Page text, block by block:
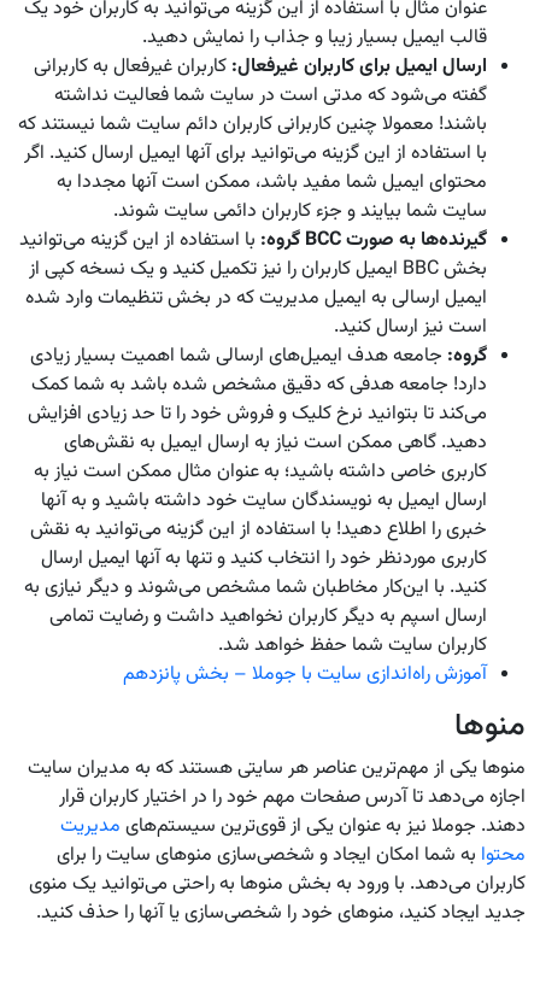
عنوان مثال با استفاده از این گزینه می‌توانید به کاربران خود یک
قالب ایمیل بسیار زیبا و جذاب را نمایش دهید.
ارسال ایمیل برای کاربران غیرفعال: کاربران غیرفعال به کاربرانی
گفته می‌شود که مدتی است در سایت شما فعالیت نداشته
باشند! معمولا چنین کاربرانی کاربران دائم سایت شما نیستند که
با استفاده از این گزینه می‌توانید برای آنها ایمیل ارسال کنید. اگر
محتوای ایمیل شما مفید باشد، ممکن است آنها مجددا به
سایت شما بیایند و جزء کاربران دائمی سایت شوند.
گیرنده‌ها به صورتBCC گروه: با استفاده از این گزینه می‌توانید
بخش BBC ایمیل کاربران را نیز تکمیل کنید و یک نسخه کپی از
ایمیل ارسالی به ایمیل مدیریت که در بخش تنظیمات وارد شده
است نیز ارسال کنید.
گروه: جامعه هدف ایمیل‌های ارسالی شما اهمیت بسیار زیادی
دارد! جامعه هدفی که دقیق مشخص شده باشد به شما کمک
می‌کند تا بتوانید نرخ کلیک و فروش خود را تا حد زیادی افزایش
دهید. گاهی ممکن است نیاز به ارسال ایمیل به نقش‌های
کاربری خاصی داشته باشید؛ به عنوان مثال ممکن است نیاز به
ارسال ایمیل به نویسندگان سایت خود داشته باشید و به آنها
خبری را اطلاع دهید! با استفاده از این گزینه می‌توانید به نقش
کاربری موردنظر خود را انتخاب کنید و تنها به آنها ایمیل ارسال
کنید. با این‌کار مخاطبان شما مشخص می‌شوند و دیگر نیازی به
ارسال اسپم به دیگر کاربران نخواهید داشت و رضایت تمامی
کاربران سایت شما حفظ خواهد شد.
آموزش راه‌اندازی سایت با جوملا – بخش پانزدهم
منوها
منوها یکی از مهم‌ترین عناصر هر سایتی هستند که به مدیران سایت
اجازه می‌دهد تا آدرس صفحات مهم خود را در اختیار کاربران قرار
دهند. جوملا نیز به عنوان یکی از قوی‌ترین سیستم‌های مدیریت
محتوا به شما امکان ایجاد و شخصی‌سازی منوهای سایت را برای
کاربران می‌دهد. با ورود به بخش منوها به راحتی می‌توانید یک منوی
جدید ایجاد کنید، منوهای خود را شخصی‌سازی یا آنها را حذف کنید.